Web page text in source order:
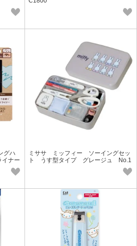
グハ
イナー
ミササ ミッフィー ソーイングセッ
ト うす型タイプ グレージュ No.1